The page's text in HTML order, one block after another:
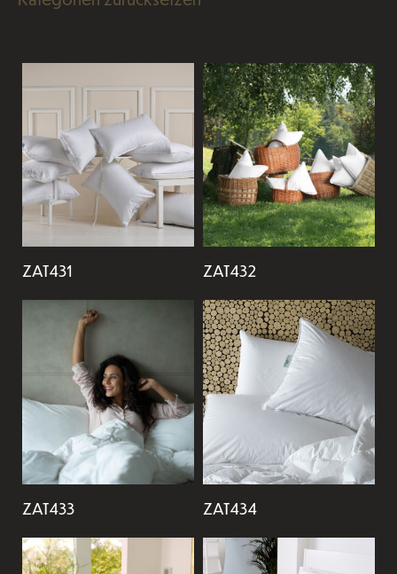
ZAT431 ZAT432
ZAT433 ZAT434